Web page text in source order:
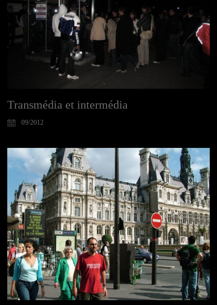
Transmédia et intermédia
09/2012